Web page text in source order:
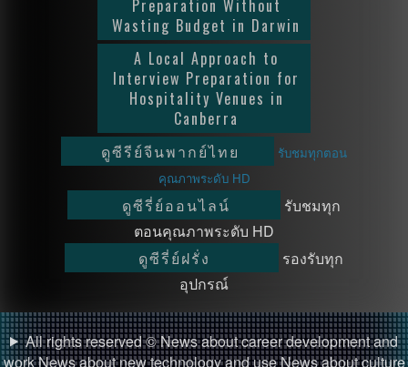
Preparation Without
Wasting Budget in Darwin
A Local Approach to
Interview Preparation for
Hospitality Venues in
Canberra
ดูซีรีย์จีนพากย์ไทย
รับชมทุกตอน
คุณภาพระดับ HD
ดูซีรี่ย์ออนไลน์
รับชมทุก
ตอนคุณภาพระดับ HD
ดูซีรี่ย์ฝรั่ง
รองรับทุก
อุปกรณ์
All rights reserved © News about career development and
work News about new technology and use News about culture